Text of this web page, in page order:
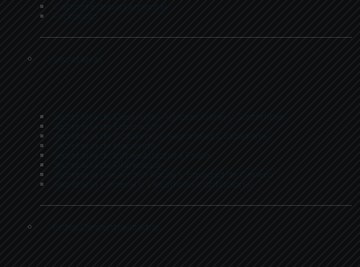
Gabinete departamental
Protocolo
Secretarias
Secretaría de Desarrollo Agropecuario y Sostenible
Secretaría de Educación
Secretaría de Gobierno y Seguridad Ciudadana
Secretaría de Hacienda
Secretaría de Infraestructura Física
Secretaría de Planeación
Secretaría Desarrollo Social y Equidad de Genero
Secretaría General y Desarrollo Institucional
Entes Descentralizados